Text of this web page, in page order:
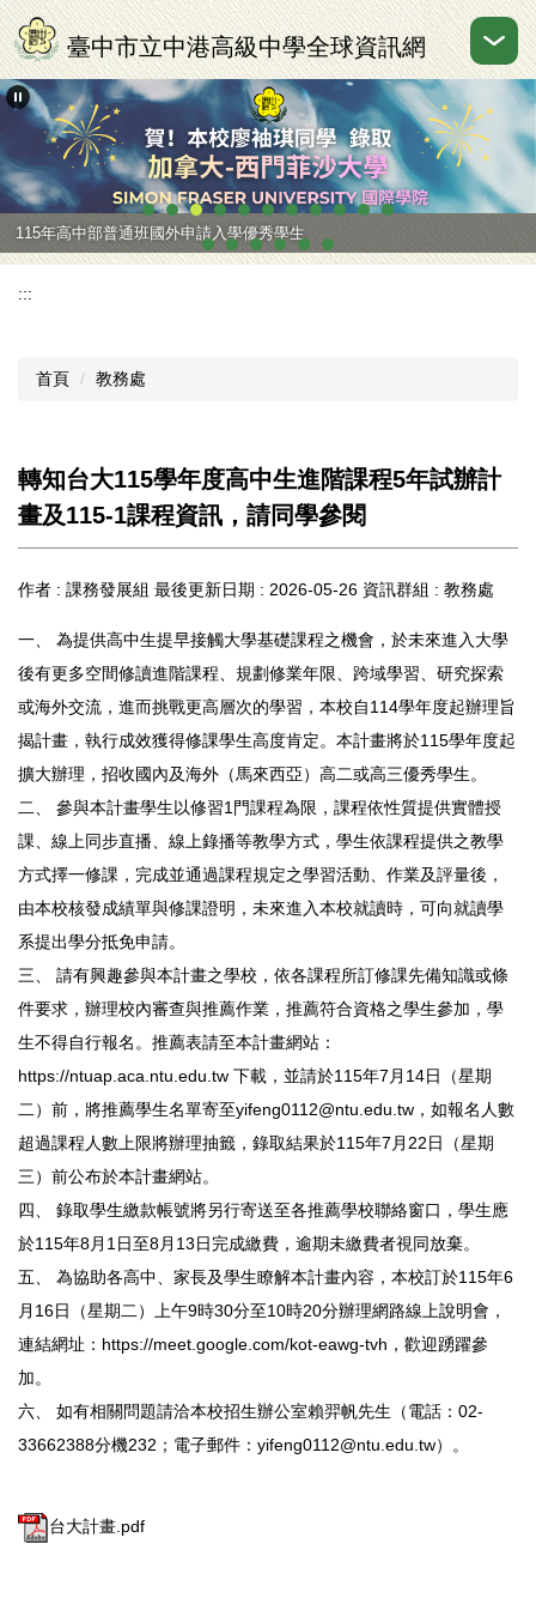
跳
到
主
要
區
臺中市立中港高級中學全球資訊網
115年高中部普通班國外申請入學優秀學生
:::
首頁 教務處
轉知台大115學年度高中生進階課程5年試辦計
畫及115-1課程資訊，請同學參閱
作者 : 課務發展組 最後更新日期 : 2026-05-26 資訊群組 : 教務處
一、 為提供高中生提早接觸大學基礎課程之機會，於未來進入大學
後有更多空間修讀進階課程、規劃修業年限、跨域學習、研究探索
或海外交流，進而挑戰更高層次的學習，本校自114學年度起辦理旨
揭計畫，執行成效獲得修課學生高度肯定。本計畫將於115學年度起
擴大辦理，招收國內及海外（馬來西亞）高二或高三優秀學生。
二、 參與本計畫學生以修習1門課程為限，課程依性質提供實體授
課、線上同步直播、線上錄播等教學方式，學生依課程提供之教學
方式擇一修課，完成並通過課程規定之學習活動、作業及評量後，
由本校核發成績單與修課證明，未來進入本校就讀時，可向就讀學
系提出學分抵免申請。
三、 請有興趣參與本計畫之學校，依各課程所訂修課先備知識或條
件要求，辦理校內審查與推薦作業，推薦符合資格之學生參加，學
生不得自行報名。推薦表請至本計畫網站：
https://ntuap.aca.ntu.edu.tw 下載，並請於115年7月14日（星期
二）前，將推薦學生名單寄至yifeng0112@ntu.edu.tw，如報名人數
超過課程人數上限將辦理抽籤，錄取結果於115年7月22日（星期
三）前公布於本計畫網站。
四、 錄取學生繳款帳號將另行寄送至各推薦學校聯絡窗口，學生應
於115年8月1日至8月13日完成繳費，逾期未繳費者視同放棄。
五、 為協助各高中、家長及學生瞭解本計畫內容，本校訂於115年6
月16日（星期二）上午9時30分至10時20分辦理網路線上說明會，
連結網址：https://meet.google.com/kot-eawg-tvh，歡迎踴躍參
加。
六、 如有相關問題請洽本校招生辦公室賴羿帆先生（電話：02-
33662388分機232；電子郵件：yifeng0112@ntu.edu.tw）。
台大計畫.pdf